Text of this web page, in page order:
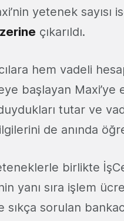
yetenek sayısı
çıkarıldı.
hem vadeli
başlayan
tutar ve
de anında
birlikte
yanı sıra işlem
sıkça sorulan